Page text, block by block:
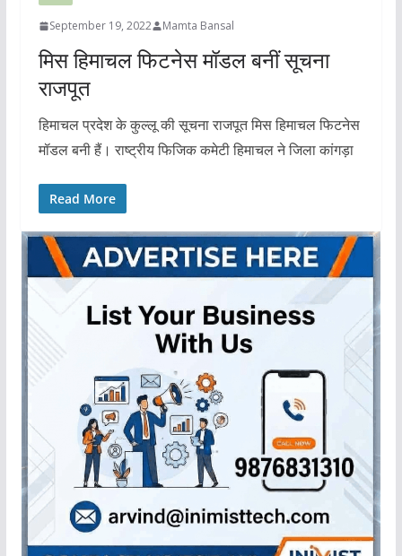
September 19, 2022 Mamta Bansal
मिस हिमाचल फिटनेस मॉडल बनीं सूचना
राजपूत
हिमाचल प्रदेश के कुल्लू की सूचना राजपूत मिस हिमाचल फिटनेस
मॉडल बनी हैं। राष्ट्रीय फिजिक कमेटी हिमाचल ने जिला कांगड़ा
Read More